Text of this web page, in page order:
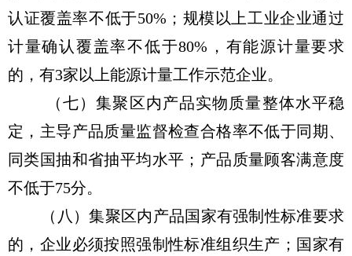
认证覆盖率不低于50%；规模以上工业企业通过
计量确认覆盖率不低于80%，有能源计量要求
的，有3家以上能源计量工作示范企业。
（七）集聚区内产品实物质量整体水平稳
定，主导产品质量监督检查合格率不低于同期、
同类国抽和省抽平均水平；产品质量顾客满意度
不低于75分。
（八）集聚区内产品国家有强制性标准要求
的，企业必须按照强制性标准组织生产；国家有